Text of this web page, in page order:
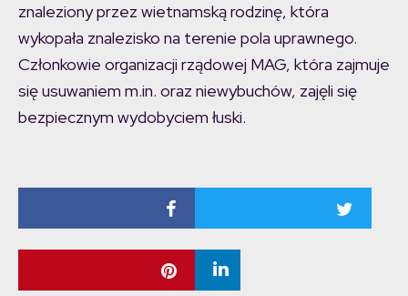
znaleziony przez wietnamską rodzinę, która
wykopała znalezisko na terenie pola uprawnego.
Członkowie organizacji rządowej MAG, która zajmuje
się usuwaniem m.in. oraz niewybuchów, zajęli się
bezpiecznym wydobyciem łuski.